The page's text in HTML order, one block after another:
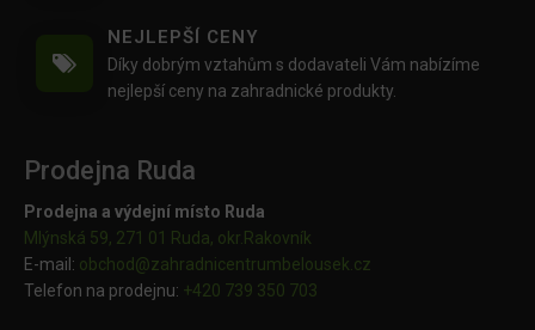
NEJLEPŠÍ CENY
Díky dobrým vztahům s dodavateli Vám nabízíme
nejlepší ceny na zahradnické produkty.
Prodejna Ruda
Prodejna a výdejní místo Ruda
Mlýnská 59, 271 01 Ruda, okr.Rakovník
E-mail: obchod@zahradnicentrumbelousek.cz
Telefon na prodejnu: +420 739 350 703